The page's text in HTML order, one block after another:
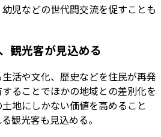
児などの世代間交流を促すことも
観光客が見込める
活や文化、歴史などを住民が再発
ることでほかの地域との差別化を
地にしかない価値を高めること
観光客も見込める。